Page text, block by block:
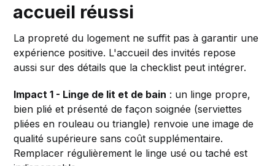
accueil réussi
La propreté du logement ne suffit pas à garantir une
expérience positive. L'accueil des invités repose
aussi sur des détails que la checklist peut intégrer.
Impact 1 - Linge de lit et de bain : un linge propre,
bien plié et présenté de façon soignée (serviettes
pliées en rouleau ou triangle) renvoie une image de
qualité supérieure sans coût supplémentaire.
Remplacer régulièrement le linge usé ou taché est